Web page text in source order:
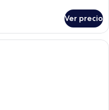
Ver precio
Una habitación de hotel con una